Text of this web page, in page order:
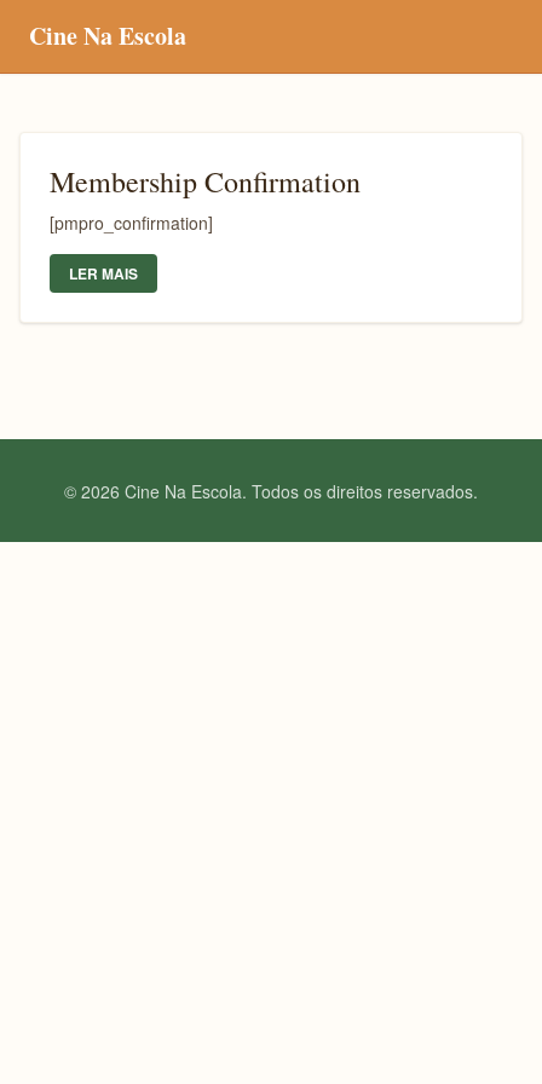
Cine Na Escola
Membership Confirmation
[pmpro_confirmation]
LER MAIS
© 2026 Cine Na Escola. Todos os direitos reservados.